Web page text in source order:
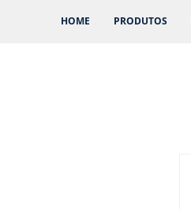
HOME PRODUTOS